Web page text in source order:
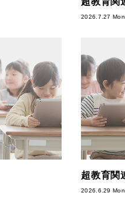
2026.7.27 Mon
超教育関
2026.6.29 Mon